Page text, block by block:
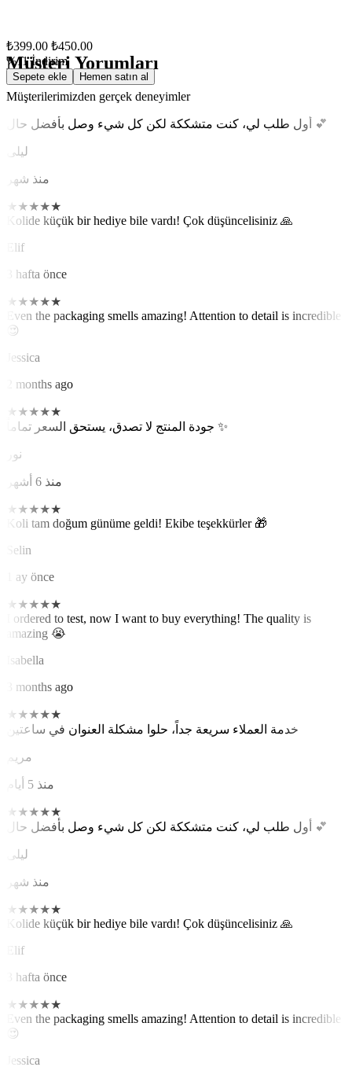
₺399.00 ₺450.00
%11 İndirim
Sepete ekle Hemen satın al
Müşteri Yorumları
Müşterilerimizden gerçek deneyimler
أول طلب لي، كنت متشككة لكن كل شيء وصل بأفضل حال 💕
ليلى
منذ شهر
★ ★★★★
Kolide küçük bir hediye bile vardı! Çok düşüncelisiniz 🙏
Elif
3 hafta önce
★ ★★★★
Even the packaging smells amazing! Attention to detail is incredible
😍
Jessica
2 months ago
★ ★★★★
جودة المنتج لا تصدق، يستحق السعر تماماً ✨
نور
منذ 6 أشهر
★ ★★★★
Koli tam doğum günüme geldi! Ekibe teşekkürler 🎁
Selin
1 ay önce
★ ★★★★
I ordered to test, now I want to buy everything! The quality is
amazing 😭
Isabella
3 months ago
★ ★★★★
خدمة العملاء سريعة جداً، حلوا مشكلة العنوان في ساعتين
مريم
منذ 5 أيام
★ ★★★★
أول طلب لي، كنت متشككة لكن كل شيء وصل بأفضل حال 💕
ليلى
منذ شهر
★ ★★★★
Kolide küçük bir hediye bile vardı! Çok düşüncelisiniz 🙏
Elif
3 hafta önce
★ ★★★★
Even the packaging smells amazing! Attention to detail is incredible
😍
Jessica